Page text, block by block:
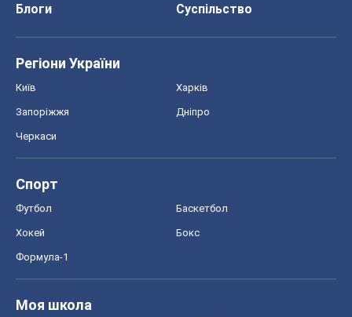
Блоги
Суспільство
Регіони України
Київ Харків
Запоріжжя Дніпро
Черкаси
Спорт
Футбол Баскетбол
Хокей Бокс
Формула-1
Моя школа